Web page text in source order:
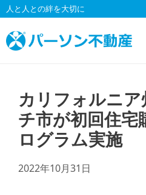
コ
ン
テ
ン
人と人との絆を大切に
カリフォルニ
チ市が初回住宅
ログラム実施
2022年10月31日